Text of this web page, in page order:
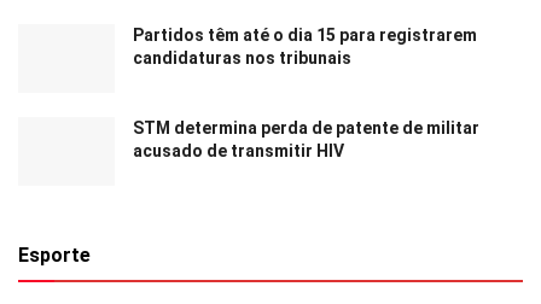
Partidos têm até o dia 15 para registrarem
candidaturas nos tribunais
STM determina perda de patente de militar
acusado de transmitir HIV
Esporte